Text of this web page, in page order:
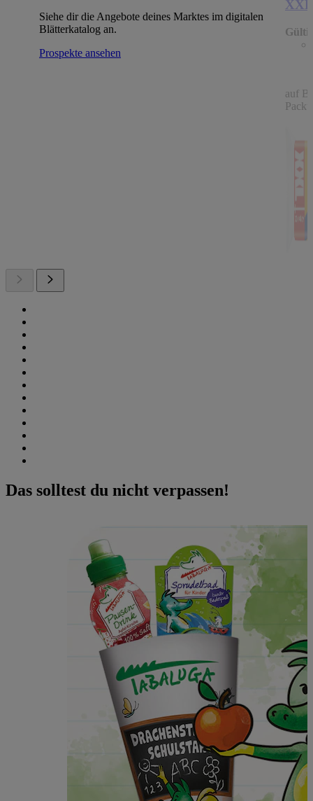
Siehe dir die Angebote deines Marktes im digitalen
Blätterkatalog an.
Prospekte ansehen
XXL
auf
Das solltest du nicht verpassen!